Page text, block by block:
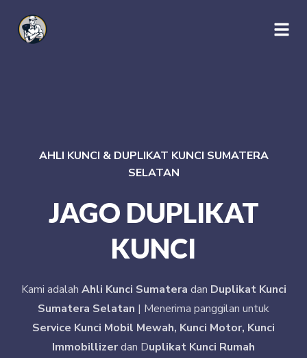
AHLI KUNCI & DUPLIKAT KUNCI SUMATERA
SELATAN
JAGO DUPLIKAT
KUNCI
Kami adalah Ahli Kunci Sumatera dan Duplikat Kunci
Sumatera Selatan | Menerima panggilan untuk
Service Kunci Mobil Mewah, Kunci Motor, Kunci
Immobillizerdan Duplikat Kunci Rumah